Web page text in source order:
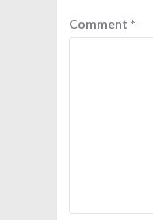
Comment *